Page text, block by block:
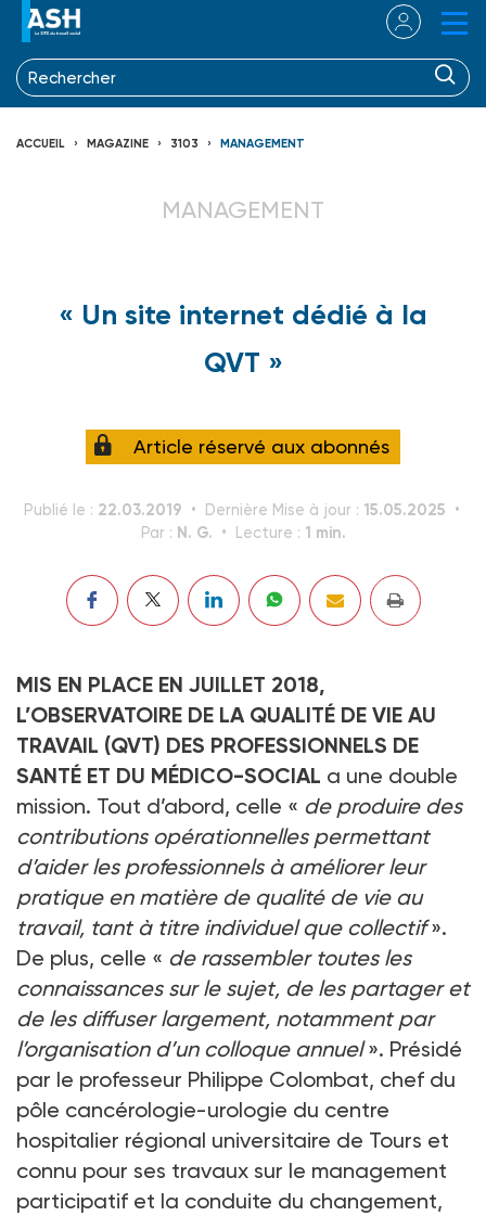
ACCUEIL MAGAZINE 3103 MANAGEMENT
MANAGEMENT
« Un site internet dédié à la
QVT »
Article réservé aux abonnés
Publié le : 22.03.2019 Dernière Mise à jour : 15.05.2025
Par : N. G. Lecture : 1 min.
MIS EN PLACE EN JUILLET 2018,
L’OBSERVATOIRE DE LA QUALITÉ DE VIE AU
TRAVAIL (QVT) DES PROFESSIONNELS DE
SANTÉ ET DU MÉDICO-SOCIAL a une double
mission. Tout d’abord, celle « de produire des
contributions opérationnelles permettant
d’aider les professionnels à améliorer leur
pratique en matière de qualité de vie au
travail, tant à titre individuel que collectif».
De plus, celle « de rassembler toutes les
connaissances sur le sujet, de les partager et
de les diffuser largement, notamment par
l’organisation d’un colloque annuel». Présidé
par le professeur Philippe Colombat, chef du
pôle cancérologie-urologie du centre
hospitalier régional universitaire de Tours et
connu pour ses travaux sur le management
participatif et la conduite du changement,